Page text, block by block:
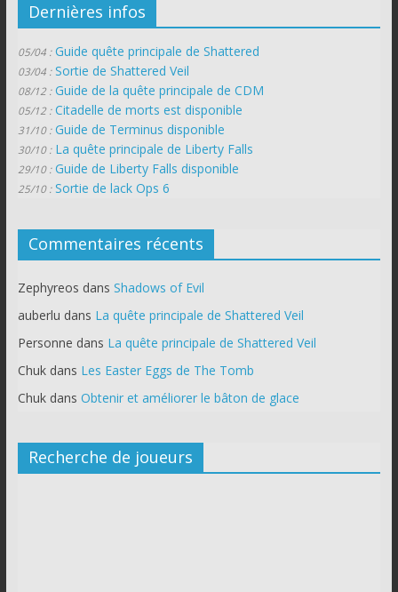
Dernières infos
05/04 : Guide quête principale de Shattered
03/04 : Sortie de Shattered Veil
08/12 : Guide de la quête principale de CDM
05/12 : Citadelle de morts est disponible
31/10 : Guide de Terminus disponible
30/10 : La quête principale de Liberty Falls
29/10 : Guide de Liberty Falls disponible
25/10 : Sortie de lack Ops 6
Commentaires récents
Zephyreos dans Shadows of Evil
auberlu dans La quête principale de Shattered Veil
Personne dans La quête principale de Shattered Veil
Chukdans Les Easter Eggs de The Tomb
Chukdans Obtenir et améliorer le bâton de glace
Recherche de joueurs